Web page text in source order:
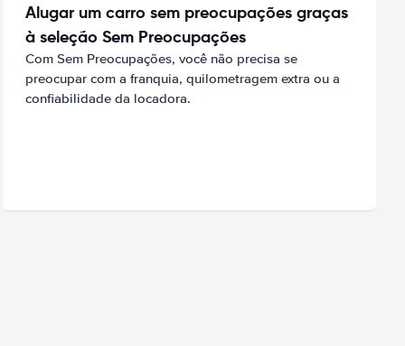
Alugar um carro sem preocupações graças
à seleção Sem Preocupações
Com Sem Preocupações, você não precisa se
preocupar com a franquia, quilometragem extra ou a
confiabilidade da locadora.